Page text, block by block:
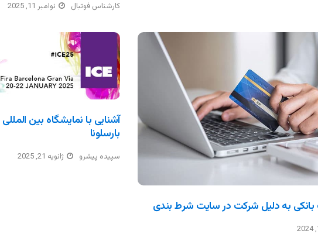
کارشناس فوتبال نوامبر 11, 2025
بارسلونا
سپیده پیشرو ژانویه 21, 2025
به دلیل شرکت در سایت شرط بندی